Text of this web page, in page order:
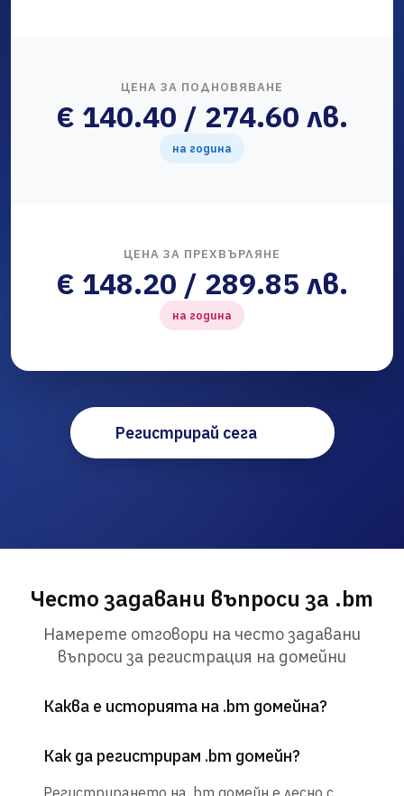
ЦЕНА ЗА ПОДНОВЯВАНЕ
€ 140.40 / 274.60 лв.
на година
ЦЕНА ЗА ПРЕХВЪРЛЯНЕ
€ 148.20 / 289.85 лв.
на година
Регистрирай сега
Често задавани въпроси за .bm
Намерете отговори на често задавани
въпроси за регистрация на домейни
Каква е историята на .bm домейна?
Как да регистрирам .bm домейн?